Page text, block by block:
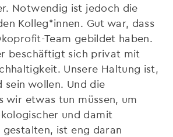
Notwendig ist jedoch die
Kolleg*innen. Gut war, dass
Team gebildet haben.
beschäftigt sich privat mit
Unsere Haltung ist,
sein wollen. Und die
wir etwas tun müssen, um
und damit
gestalten, ist eng daran